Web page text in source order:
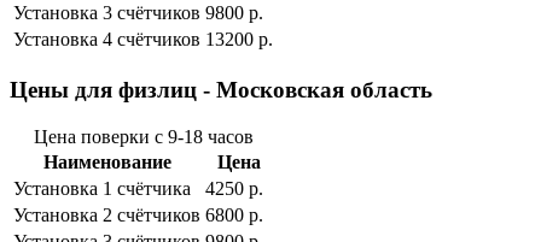
Установка 3 cчётчиков 9800 р.
Установка 4 cчётчиков 13200 р.
Цены для физлиц - Московская область
Цена поверки с 9-18 часов
Наименование
Цена
Установка 1 cчётчика
4250 р.
Установка 2 cчётчиков 6800 р.